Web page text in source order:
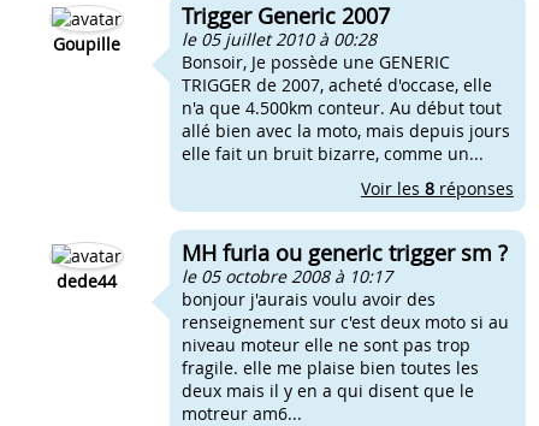
Goupille
Trigger Generic 2007
le 05 juillet 2010 à 00:28
Bonsoir, Je possède une GENERIC
TRIGGER de 2007, acheté d'occase, elle
n'a que 4.500km conteur. Au début tout
allé bien avec la moto, mais depuis jours
elle fait un bruit bizarre, comme un...
Voir les 8 réponses
dede44
MH furia ou generic trigger sm ?
le 05 octobre 2008 à 10:17
bonjour j'aurais voulu avoir des
renseignement sur c'est deux moto si au
niveau moteur elle ne sont pas trop
fragile. elle me plaise bien toutes les
deux mais il y en a qui disent que le
motreur am6...